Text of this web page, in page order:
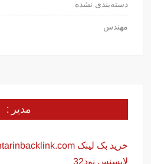
دسته‌بندی نشده
مهندس
مدیر :
خرید بک لینک behtarinbacklink.com
لایسنس نود32